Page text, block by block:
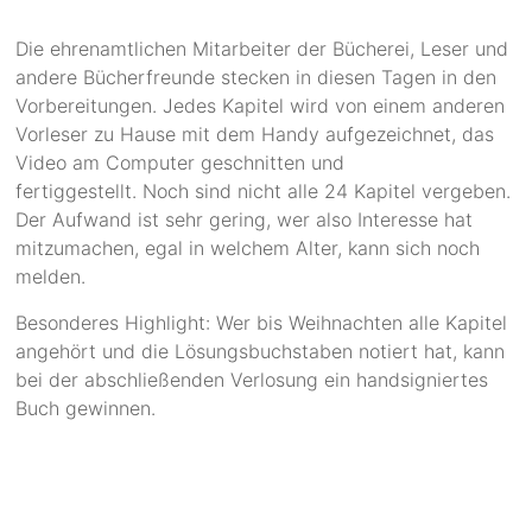
Die ehrenamtlichen Mitarbeiter der Bücherei, Leser und
andere Bücherfreunde stecken in diesen Tagen in den
Vorbereitungen. Jedes Kapitel wird von einem anderen
Vorleser zu Hause mit dem Handy aufgezeichnet, das
Video am Computer geschnitten und
fertiggestellt. Noch sind nicht alle 24 Kapitel vergeben.
Der Aufwand ist sehr gering, wer also Interesse hat
mitzumachen, egal in welchem Alter, kann sich noch
melden.
Besonderes Highlight: Wer bis Weihnachten alle Kapitel
angehört und die Lösungsbuchstaben notiert hat, kann
bei der abschließenden Verlosung ein handsigniertes
Buch gewinnen.